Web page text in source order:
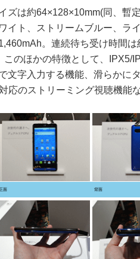
ズは約64×128×10mm(同、暫
イト、ストリームブルー、ラ
。連続待ち受け時間
このほかの特徴として、IPX5/
文字入力する機能、滑らかに
応のストリーミング視聴機能
正面 背面